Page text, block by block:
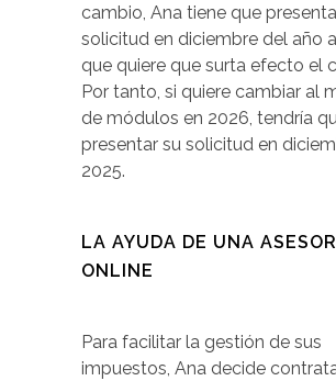
cambio, Ana tiene que
solicitud en diciembre del año
que quiere que surta efecto el
Por tanto, si quiere cambiar al
de módulos en 2026, tendría
presentar su solicitud en
2025.
LA AYUDA DE UNA
ONLINE
Para facilitar la gestión de sus
impuestos, Ana decide